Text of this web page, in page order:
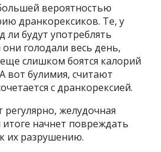
вероятностью
дранкорексиков. Те, у
ли будут употреблять
голодали весь день,
слишком боятся калорий
вот булимия, считают
с дранкорексией.
регулярно, желудочная
начнет повреждать
их разрушению.